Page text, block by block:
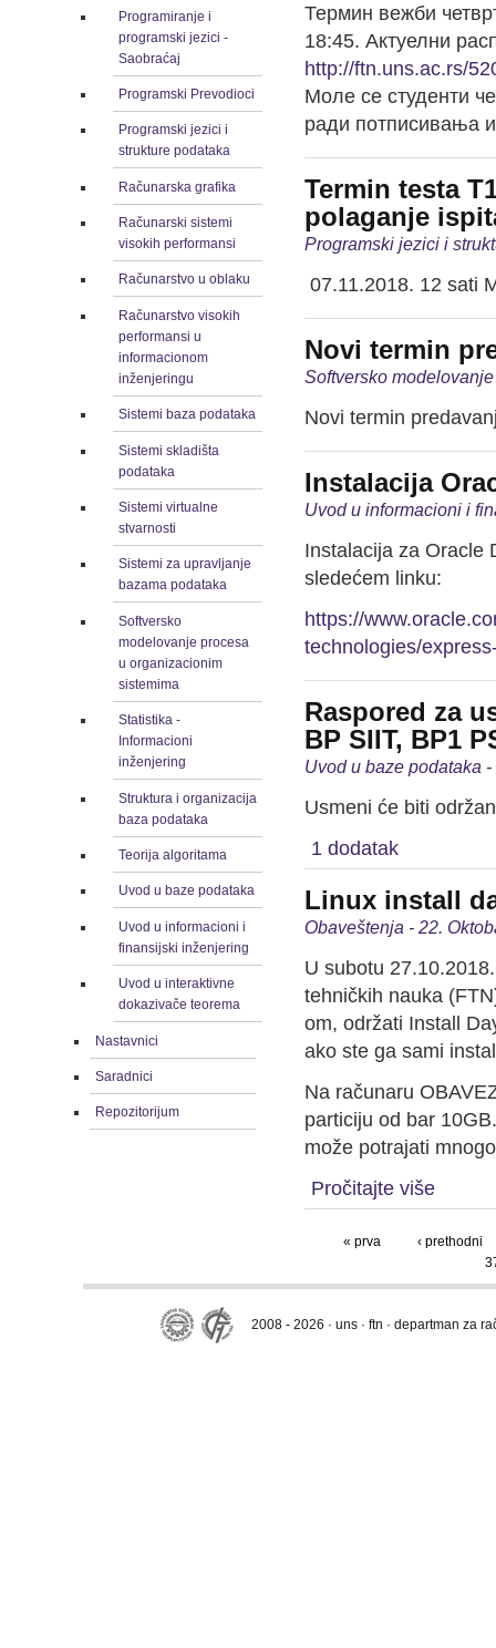
Programiranje i
programski jezici -
Saobraćaj
Programski Prevodioci
Programski jezici i
strukture podataka
Računarska grafika
Računarski sistemi
visokih performansi
Računarstvo u oblaku
Računarstvo visokih
performansi u
informacionom
inženjeringu
Sistemi baza podataka
Sistemi skladišta
podataka
Sistemi virtualne
stvarnosti
Sistemi za upravljanje
bazama podataka
Softversko
modelovanje procesa
u organizacionim
sistemima
Statistika -
Informacioni
inženjering
Struktura i organizacija
baza podataka
Teorija algoritama
Uvod u baze podataka
Uvod u informacioni i
finansijski inženjering
Uvod u interaktivne
dokazivače teorema
Nastavnici
Saradnici
Repozitorijum
Термин вежби
18:45. Актуелни
http://ftn.uns.ac.rs/
Моле се студенти
ради потписивања
Termin testa
polaganje
Programski jezici i
07.11.2018. 12 sati
Novi termin
Softversko
Novi termin
Instalacija
Uvod u informacioni i
Instalacija za Oracle
sledećem linku:
https://
technologies/
Raspored za
BP SIIT, BP1
Uvod u baze podataka
Usmeni će biti
1 dodatak
Linux install
Obaveštenja - 22.
U subotu
tehničkih nauka
om, održati Install
ako ste ga sami
Na računaru
particiju od bar
može potrajati
Pročitajte više
« prva
‹ prethodni
2008 - 2026 · uns · ftn · departman za